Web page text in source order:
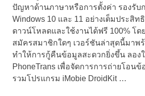
ปัญหาด้านภาษาหรือการตั้งค่า รองรับ
Windows 10 และ 11 อย่างเต็มประสิ
ดาวน์โหลดและใช้งานได้ฟรี 100% โด
สมัครสมาชิกใดๆ เวอร์ชันล่าสุดนี้มาพ
ทำให้การกู้คืนข้อมูลสะดวกยิ่งขึ้น ลอง
PhoneTrans เพื่อจัดการการถ่ายโอน
รวมโปรแกรม iMobie DroidKit …